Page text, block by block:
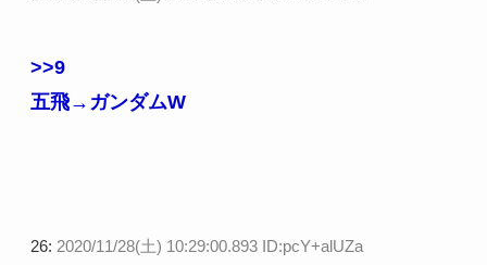
>>9
五飛→ガンダムW
26: 2020/11/28(土) 10:29:00.893 ID:pcY+alUZa